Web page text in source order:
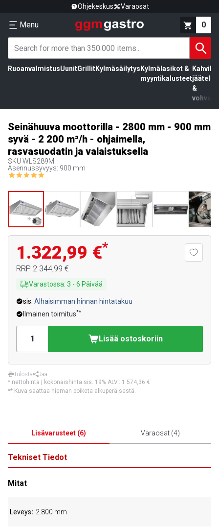
Ohjekeskus Varaosat
Menu 0
RuoanvalmistusUunitGrillitKylmäsäilytys Kylmälasikot &
myyntikalusteet
Kahvila,
jäätelö
&
vohvelit
Seinähuuva moottorilla - 2800 mm - 900 mm
syvä - 2 200 m³/h - ohjaimella,
rasvasuodatin ja valaistuksella
SKU WLS289M
Asennussyvyys: 900 mm
1.322,99 €*
RRP 2 344,99 €
Varastossa: 3 - 6 Päivää
sis. Alhaisimman hinnan hintatakuu
Ilmainen toimitus**
Lisää ostoskoriin
Tulosta
Jaa
* nettohinta | kokonaishinta sis. 19% ALV.: 1 574,36 €
** Kuva saattaa hieman poiketa alkuperäisestä.
Lisävarusteet (6) Varaosat (4)
Tekniset Tiedot
Mitat
Leveys 2.800 mm